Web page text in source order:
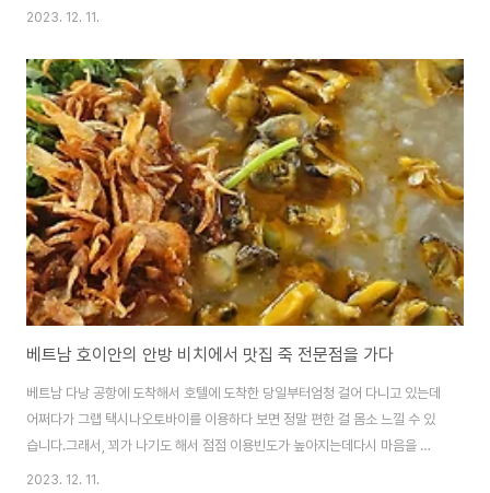
사 먹고야 말았습니다.맵짠단 건, 되도록이면 피하는 식단관리가 베트남에오
미루어 두고먹방에 잠시 빠져 보도록 하겠습니다.그럼, 출발 ~~~~~ 우측에
다한 스파가 있네요.다낭 한국 스파의 줄임말일까요?아마도 단체 한국인 여행
객만을 위한 마사지 업소 같습니다.베트남어나 영어 한마디 설명이 없는 것 보
니,거의 확실한 것 같습니다. 이 집은 앞 마당이 파밭이에요.신기해서 한참을 들
여다 보았습니다.앞마당에 텃밭을 ..
2023. 12. 11.
베트남 호이안의 안방 비치에서 맛집 죽 전문점을 가다
베트남 다낭 공항에 도착해서 호텔에 도착한 당일부터엄청 걸어 다니고 있는데
어쩌다가 그랩 택시나오토바이를 이용하다 보면 정말 편한 걸 몸소 느낄 수 있
습니다.그래서, 꾀가 나기도 해서 점점 이용빈도가 높아지는데다시 마음을 다
지면서 걷기에 나섰습니다. 안방 비치를 들러 바닷가를 둘러본 다음 추천해
2023. 12. 11.